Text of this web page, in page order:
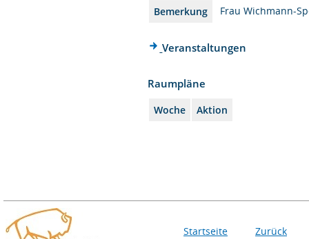
Bemerkung Frau Wichmann-
Veranstaltungen
Raumpläne
Woche Aktion
Startseite Zurück